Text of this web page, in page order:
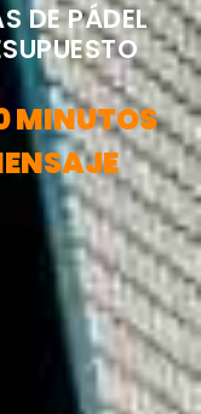
DE PÁDEL
MINUTOS